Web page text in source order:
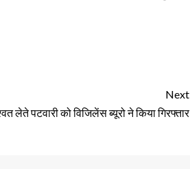
Next
लेते पटवारी को विजिलेंस ब्यूरो ने किया गिरफ्तार